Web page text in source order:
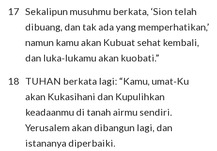
22
23 24 25 26 27
28
29
30 31 32 33 34
35
50
51 52
17 Sekalipun musuhmu berkata, ‘Sion telah
dibuang, dan tak ada yang memperhatikan,’
namun kamu akan Kubuat sehat kembali,
dan luka-lukamu akan kuobati.”
18 TUHAN berkata lagi: “Kamu, umat-Ku
akan Kukasihani dan Kupulihkan
keadaanmu di tanah airmu sendiri.
Yerusalem akan dibangun lagi, dan
istananya diperbaiki.